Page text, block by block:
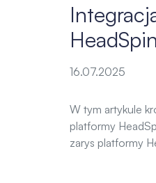
HeadSpin
16.07.2025
W tym artykule
platformy
zarys platformy